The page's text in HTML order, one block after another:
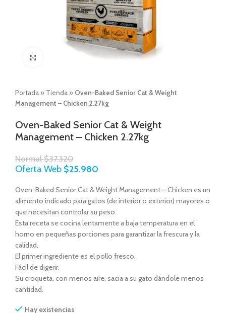
Portada » Tienda » Oven-Baked Senior Cat & Weight
Management – Chicken 2.27kg
Oven-Baked Senior Cat & Weight
Management – Chicken 2.27kg
Normal$37.320
Oferta Web $25.980
Oven-Baked Senior Cat & Weight Management – Chicken es un
alimento indicado para gatos (de interior o exterior) mayores o
que necesitan controlar su peso.
Esta receta se cocina lentamente a baja temperatura en el
horno en pequeñas porciones para garantizar la frescura y la
calidad.
El primer ingrediente es el pollo fresco.
Fácil de digerir.
Su croqueta, con menos aire, sacia a su gato dándole menos
cantidad.
Hay existencias